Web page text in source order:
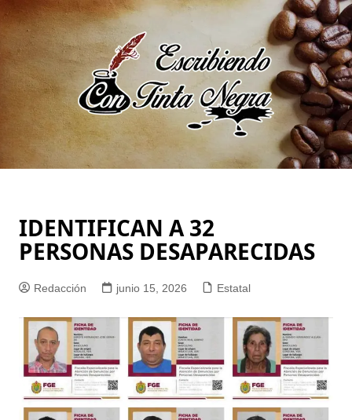
Saltar
al
contenido
IDENTIFICAN A 32
PERSONAS DESAPARECIDAS
Redacción junio 15, 2026 Estatal